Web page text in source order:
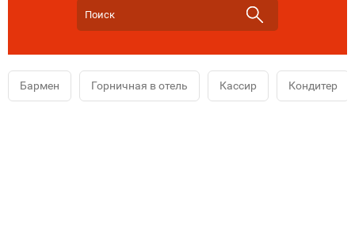
Бармен Горничная в отель Кассир Кондитер